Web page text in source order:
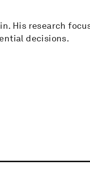
His research
decisions.